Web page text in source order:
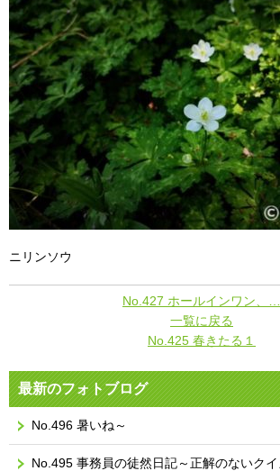
ニリンソウ
No.427 ホールインワン、…
一覧に戻る
No.425 春きたる１
最新のフォトブログ
No.496 暑いね～
No.495 事務員の徒然日記～正解のないクイ